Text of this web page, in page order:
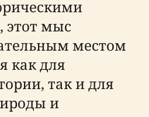
мыс
местом
как для
так и для
и